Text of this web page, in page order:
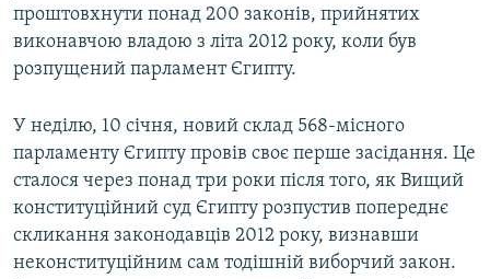
проштовхнути понад 200 законів, прийнятих
виконавчою владою з літа 2012 року, коли був
розпущений парламент Єгипту.
У неділю, 10 січня, новий склад 568-місного
парламенту Єгипту провів своє перше засідання. Це
сталося через понад три роки після того, як Вищий
конституційний суд Єгипту розпустив попереднє
скликання законодавців 2012 року, визнавши
неконституційним сам тодішній виборчий закон.